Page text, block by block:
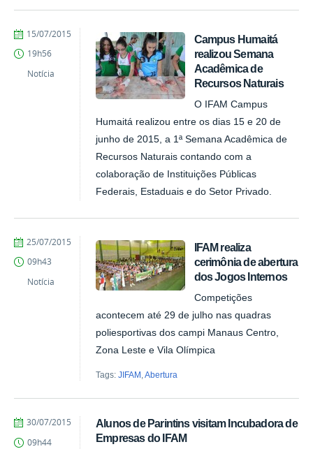
Campus Humaitá
realizou Semana
Acadêmica de
Recursos Naturais
O IFAM Campus
Humaitá realizou entre os dias 15 e 20 de
junho de 2015, a 1ª Semana Acadêmica de
Recursos Naturais contando com a
colaboração de Instituições Públicas
Federais, Estaduais e do Setor Privado.
by
Costa
Published
15/07/2015
19h56
Notícia
IFAM realiza
cerimônia de abertura
dos Jogos Internos
Competições
acontecem até 29 de julho nas quadras
poliesportivas dos campi Manaus Centro,
Zona Leste e Vila Olímpica
Tags:JIFAM ,Abertura
by
Paula
Batista
Published
25/07/2015
09h43
Notícia
Alunos de Parintins visitam Incubadora de
Empresas do IFAM
by
Published
30/07/2015
09h44